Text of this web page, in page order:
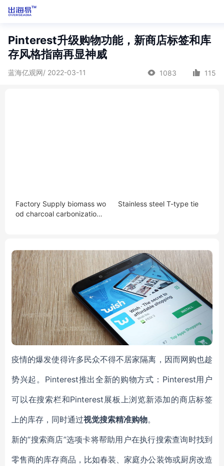
Pinterest升级购物功能，新商店标签和库
存风格指南再显神威
蓝海亿观网/ 2022-03-11 1083 115
Factory Supply biomass wo
od charcoal carbonization f
Stainless steel T-type tie
疫情的爆发使得许多民众不得不居家隔离，因而网购也趁
势兴起。Pinterest推出全新的购物方式：Pinterest用户
可以在搜索栏和Pinterest展板上浏览新添加的商店标签
上的库存，同时通过视觉搜索精准购物。
新的“搜索商店”选项卡将帮助用户在执行搜索查询时找到
零售商的库存商品，比如春装、家庭办公装饰或厨房改造